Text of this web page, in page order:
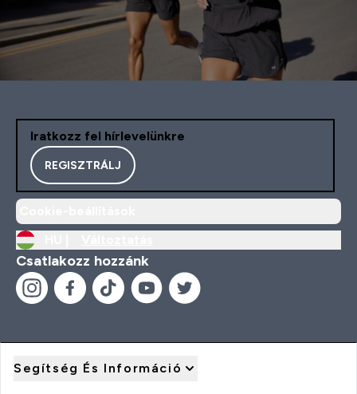
Iratkozz fel hírlevelünkre
REGISZTRÁLJ
Csatlakozz hozzánk
Segítség És Információ